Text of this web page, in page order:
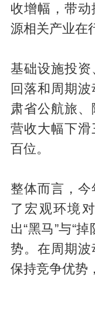
收增幅，带
源相关产业在
基础设施投
回落和周期
肃省公航旅
营收大幅下滑
百位。
整体而言，
了宏观环境
出“黑马”与“
势。在周期
保持竞争优势